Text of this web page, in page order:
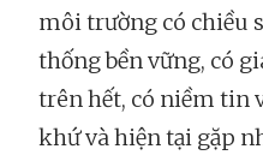
môi trường có chiều
thống bền vững, có
trên hết, có niềm tin
khứ và hiện tại gặp